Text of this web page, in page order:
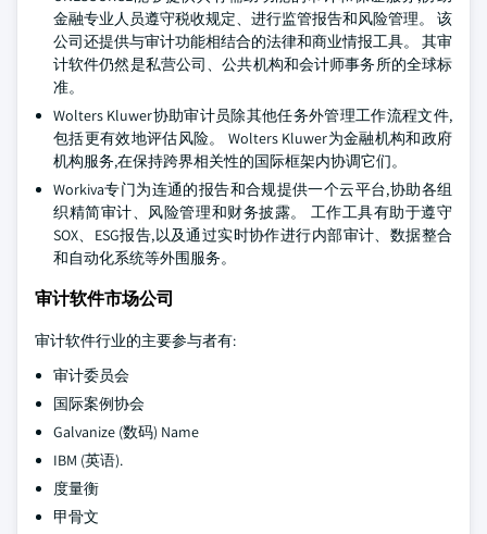
金融专业人员遵守税收规定、进行监管报告和风险管理。 该
公司还提供与审计功能相结合的法律和商业情报工具。 其审
计软件仍然是私营公司、公共机构和会计师事务所的全球标
准。
Wolters Kluwer协助审计员除其他任务外管理工作流程文件,
包括更有效地评估风险。 Wolters Kluwer为金融机构和政府
机构服务,在保持跨界相关性的国际框架内协调它们。
Workiva专门为连通的报告和合规提供一个云平台,协助各组
织精简审计、风险管理和财务披露。 工作工具有助于遵守
SOX、ESG报告,以及通过实时协作进行内部审计、数据整合
和自动化系统等外围服务。
审计软件市场公司
审计软件行业的主要参与者有:
审计委员会
国际案例协会
Galvanize (数码) Name
IBM (英语).
度量衡
甲骨文